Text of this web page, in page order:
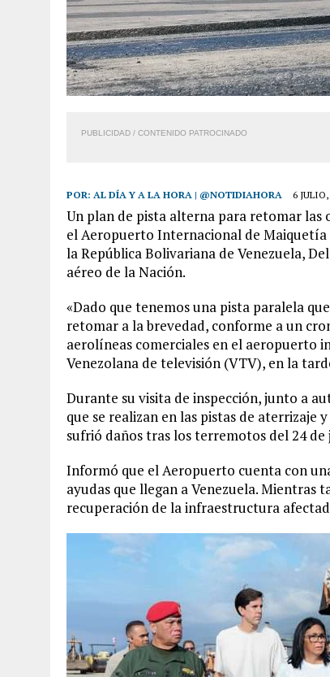
PUBLICIDAD / CONTENIDO PATROCINADO
POR: AL DÍA Y A LA HORA | @NOTIDIAHORA 6
Un plan de pista alterna para retomar las
el Aeropuerto Internacional de Maiquetía
la República Bolivariana de Venezuela,
aéreo de la Nación.
«Dado que tenemos una pista paralela
retomar a la brevedad, conforme a un
aerolíneas comerciales en el aeropuerto
Venezolana de televisión (VTV), en la
Durante su visita de inspección, junto a
que se realizan en las pistas de aterrizaje
sufrió daños tras los terremotos del 24 de
Informó que el Aeropuerto cuenta con
ayudas que llegan a Venezuela. Mientras
recuperación de la infraestructura